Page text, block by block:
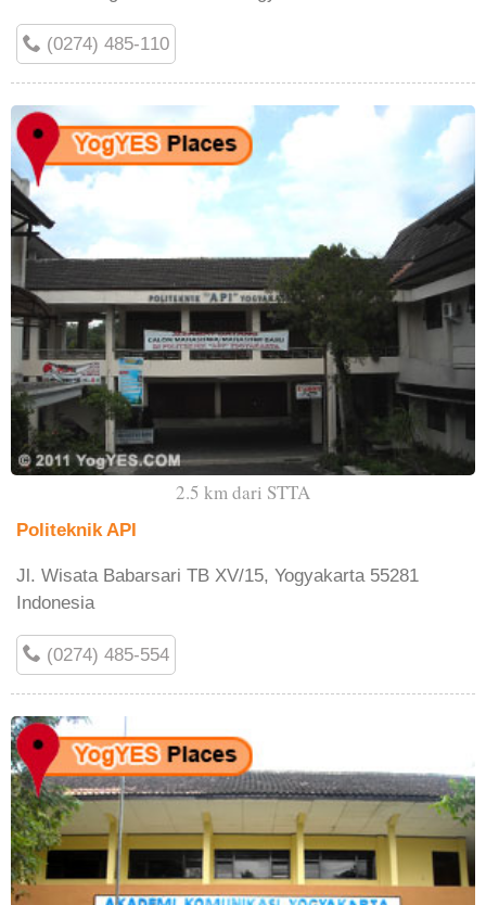
(0274) 485-110
2.5 km dari STTA
Politeknik API
Jl. Wisata Babarsari TB XV/15, Yogyakarta 55281
Indonesia
(0274) 485-554